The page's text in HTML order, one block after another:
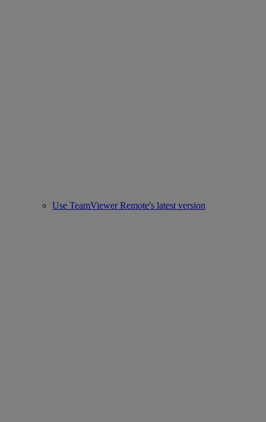
Use TeamViewer Remote's latest version